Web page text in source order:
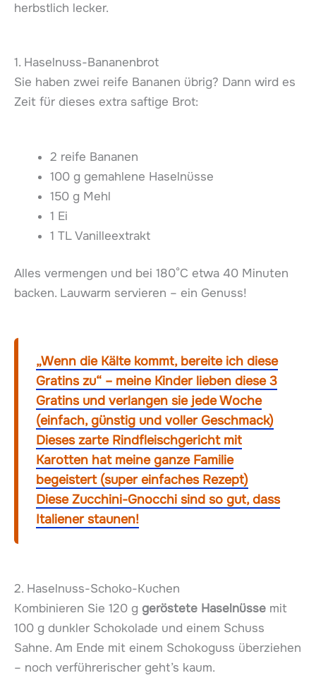
herbstlich lecker.
1. Haselnuss-Bananenbrot
Sie haben zwei reife Bananen übrig? Dann wird es
Zeit für dieses extra saftige Brot:
2 reife Bananen
100 g gemahlene Haselnüsse
150 g Mehl
1 Ei
1 TL Vanilleextrakt
Alles vermengen und bei 180°C etwa 40 Minuten
backen. Lauwarm servieren – ein Genuss!
„Wenn die Kälte kommt, bereite ich diese
Gratins zu“ – meine Kinder lieben diese 3
Gratins und verlangen sie jede Woche
(einfach, günstig und voller Geschmack)
Dieses zarte Rindfleischgericht mit
Karotten hat meine ganze Familie
begeistert (super einfaches Rezept)
Diese Zucchini-Gnocchi sind so gut, dass
Italiener staunen!
2. Haselnuss-Schoko-Kuchen
Kombinieren Sie 120 g geröstete Haselnüsse mit
100 g dunkler Schokolade und einem Schuss
Sahne. Am Ende mit einem Schokoguss überziehen
– noch verführerischer geht’s kaum.